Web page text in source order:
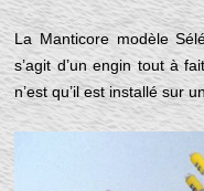
La Manticore modèle
s’agit d’un engin tout à
n’est qu’il est installé sur